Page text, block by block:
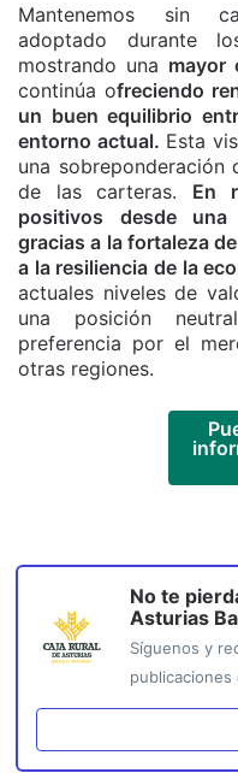
Mantenemos sin
adoptado durante
mostrando una mayor
continúa ofreciendo
un buen equilibrio
entorno actual. Esta
una
de las carteras. En
positivos desde
gracias a la fortaleza
a la resiliencia de la
actuales niveles de
una posición
preferencia por el
otras regiones.
No te
Asturias
Síguenos y
publicaciones